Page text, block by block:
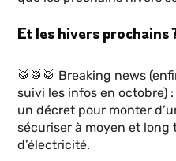
Et les hivers prochains
🥁🥁🥁 Breaking news
suivi les infos en octobre)
un décret pour monter
sécuriser à moyen et long
d’électricité.